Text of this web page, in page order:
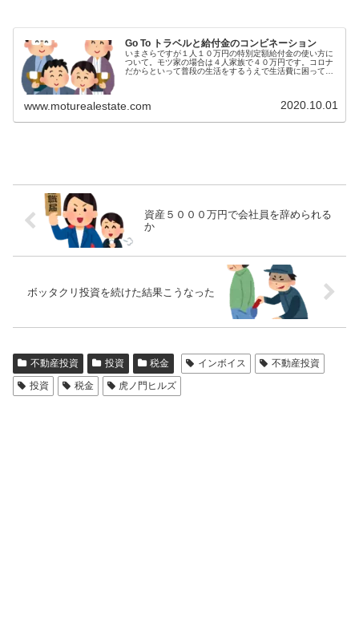
Go To トラベルと給付金のコンビネーション
いまさらですが１人１０万円の特別定額給付金の使い方に
ついて。モツ家の場合は４人家族で４０万円です。コロナ
だからといって普段の生活をするうえで生活費に困ってい
www.moturealestate.com 2020.10.01
資産５０００万円で会社員を辞められる
か
ボッタクリ投資を続けた結果こうなった
不動産投資 投資 税金 インボイス
不動産投資
投資
税金 虎ノ門ヒルズ